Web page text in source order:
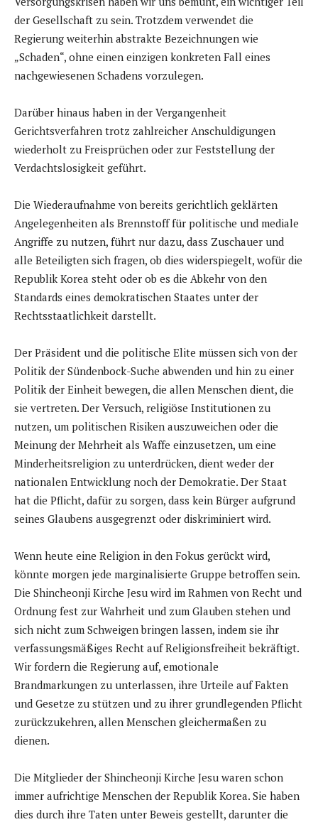
der Gesellschaft zu sein. Trotzdem verwendet die
Regierung weiterhin abstrakte Bezeichnungen wie
„Schaden“, ohne einen einzigen konkreten Fall eines
nachgewiesenen Schadens vorzulegen.
Darüber hinaus haben in der Vergangenheit
Gerichtsverfahren trotz zahlreicher Anschuldigungen
wiederholt zu Freisprüchen oder zur Feststellung der
Verdachtslosigkeit geführt.
Die Wiederaufnahme von bereits gerichtlich geklärten
Angelegenheiten als Brennstoff für politische und mediale
Angriffe zu nutzen, führt nur dazu, dass Zuschauer und
alle Beteiligten sich fragen, ob dies widerspiegelt, wofür die
Republik Korea steht oder ob es die Abkehr von den
Standards eines demokratischen Staates unter der
Rechtsstaatlichkeit darstellt.
Der Präsident und die politische Elite müssen sich von der
Politik der Sündenbock-Suche abwenden und hin zu einer
Politik der Einheit bewegen, die allen Menschen dient, die
sie vertreten. Der Versuch, religiöse Institutionen zu
nutzen, um politischen Risiken auszuweichen oder die
Meinung der Mehrheit als Waffe einzusetzen, um eine
Minderheitsreligion zu unterdrücken, dient weder der
nationalen Entwicklung noch der Demokratie. Der Staat
hat die Pflicht, dafür zu sorgen, dass kein Bürger aufgrund
seines Glaubens ausgegrenzt oder diskriminiert wird.
Wenn heute eine Religion in den Fokus gerückt wird,
könnte morgen jede marginalisierte Gruppe betroffen sein.
Die Shincheonji Kirche Jesu wird im Rahmen von Recht und
Ordnung fest zur Wahrheit und zum Glauben stehen und
sich nicht zum Schweigen bringen lassen, indem sie ihr
verfassungsmäßiges Recht auf Religionsfreiheit bekräftigt.
Wir fordern die Regierung auf, emotionale
Brandmarkungen zu unterlassen, ihre Urteile auf Fakten
und Gesetze zu stützen und zu ihrer grundlegenden Pflicht
zurückzukehren, allen Menschen gleichermaßen zu
dienen.
Die Mitglieder der Shincheonji Kirche Jesu waren schon
immer aufrichtige Menschen der Republik Korea. Sie haben
dies durch ihre Taten unter Beweis gestellt, darunter die